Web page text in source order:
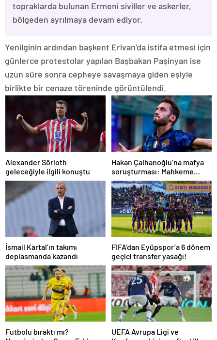
topraklarda bulunan Ermeni siviller ve askerler,
bölgeden ayrılmaya devam ediyor.
Yenilginin ardından başkent Erivan’da istifa etmesi için
günlerce protestolar yapılan Başbakan Paşinyan ise
uzun süre sonra cepheye savaşmaya giden eşiyle
birlikte bir cenaze töreninde görüntülendi.
Alexander Sörloth
geleceğiyle ilgili konuştu
Hakan Çalhanoğlu’na mafya
soruşturması: Mahkeme
cezasını açıkladı
İsmail Kartal’ın takımı
deplasmanda kazandı
FIFA’dan Eyüpspor’a 6 dönem
geçici transfer yasağı!
Futbolu bıraktı mı?
UEFA Avrupa Ligi ve